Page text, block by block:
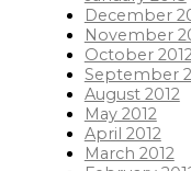
December
November
October
September
August 2012
May 2012
April 2012
March 2012